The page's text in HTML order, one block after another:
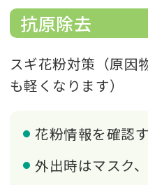
抗原除去
スギ花粉対策（原因
も軽くなります）
花粉情報を確認す
外出時はマスク